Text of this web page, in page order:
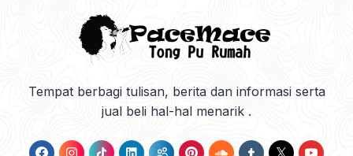
Tempat berbagi tulisan, berita dan informasi serta
jual beli hal-hal menarik .